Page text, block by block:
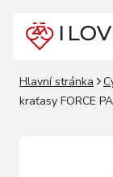
Hlavní stránka
kraťasy FORCE